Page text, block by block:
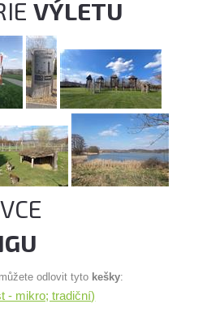
VÝLETU
odlovit tyto kešky:
- mikro; tradiční)